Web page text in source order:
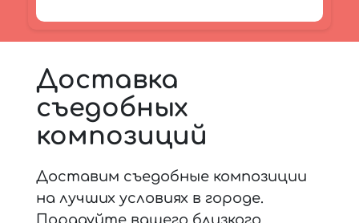
Доставка
съедобных
композиций
Доставим съедобные композиции
на лучших условиях в городе.
Порадуйте вашего близкого